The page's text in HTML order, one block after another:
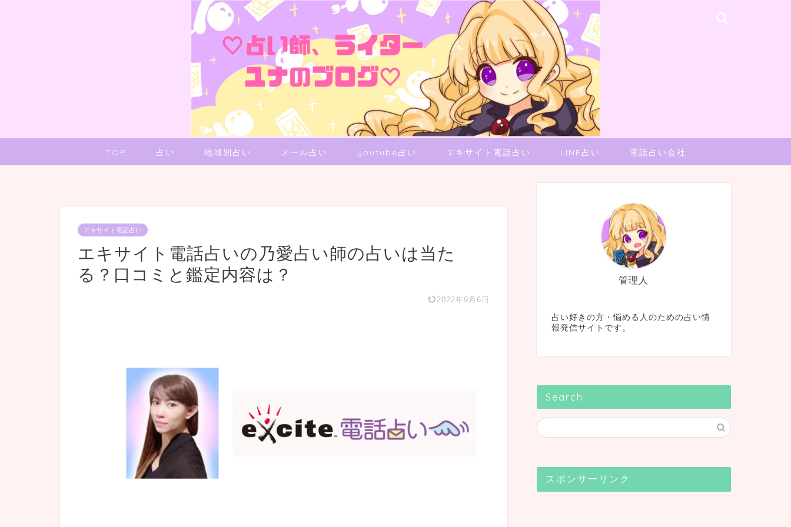
TOP 占い 地域別占い メール占い youtube占い エキサイト電話占い LINE占い 電話占い会社
エキサイト電話占い
エキサイト電話占いの乃愛占い師の占いは当た
る？口コミと鑑定内容は？
2022年9月6日
管理人
占い好きの方・悩める人のための占い情
報発信サイトです。
Search
スポンサーリンク